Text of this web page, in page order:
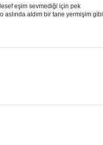
eşim sevmediği için pek
aslında aldım bir tane yermişim gibi